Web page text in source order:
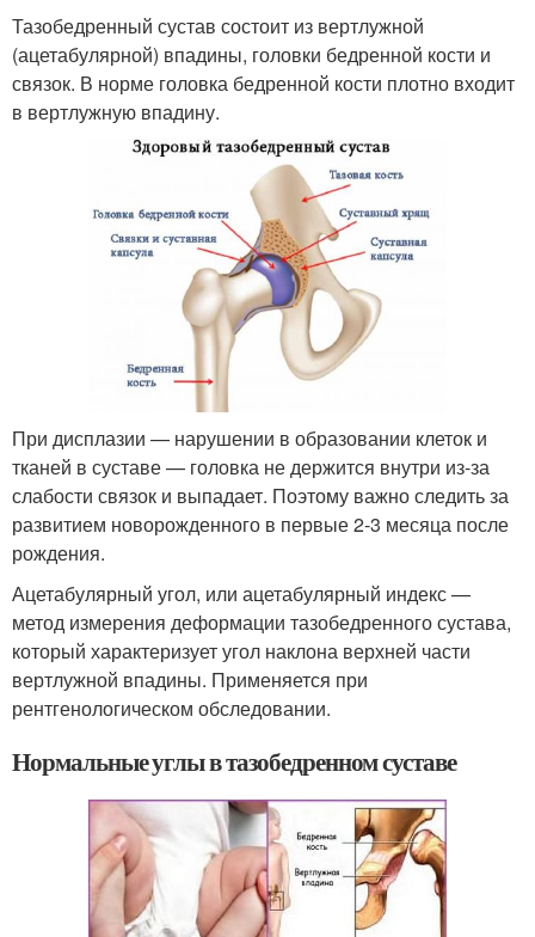
Тазобедренный сустав состоит из вертлужной
(ацетабулярной) впадины, головки бедренной кости и
связок. В норме головка бедренной кости плотно входит
в вертлужную впадину.
При дисплазии — нарушении в образовании клеток и
тканей в суставе — головка не держится внутри из-за
слабости связок и выпадает. Поэтому важно следить за
развитием новорожденного в первые 2-3 месяца после
рождения.
Ацетабулярный угол, или ацетабулярный индекс —
метод измерения деформации тазобедренного сустава,
который характеризует угол наклона верхней части
вертлужной впадины. Применяется при
рентгенологическом обследовании.
Нормальные углы в тазобедренном суставе